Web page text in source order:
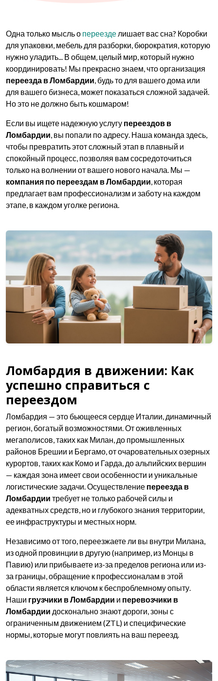
Одна только мысль о переезде лишает вас сна? Коробки
для упаковки, мебель для разборки, бюрократия, которую
нужно уладить... В общем, целый мир, который нужно
координировать! Мы прекрасно знаем, что организация
переезда в Ломбардии, будь то для вашего дома или
для вашего бизнеса, может показаться сложной задачей.
Но это не должно быть кошмаром!
Если вы ищете надежную услугу переездов в
Ломбардии, вы попали по адресу. Наша команда здесь,
чтобы превратить этот сложный этап в плавный и
спокойный процесс, позволяя вам сосредоточиться
только на волнении от вашего нового начала. Мы —
компания по переездам в Ломбардии, которая
предлагает вам профессионализм и заботу на каждом
этапе, в каждом уголке региона.
Ломбардия в движении: Как
успешно справиться с
переездом
Ломбардия — это бьющееся сердце Италии, динамичный
регион, богатый возможностями. От оживленных
мегаполисов, таких как Милан, до промышленных
районов Брешии и Бергамо, от очаровательных озерных
курортов, таких как Комо и Гарда, до альпийских вершин
— каждая зона имеет свои особенности и уникальные
логистические задачи. Осуществление переезда в
Ломбардии требует не только рабочей силы и
адекватных средств, но и глубокого знания территории,
ее инфраструктуры и местных норм.
Независимо от того, переезжаете ли вы внутри Милана,
из одной провинции в другую (например, из Монцы в
Павию) или прибываете из-за пределов региона или из-
за границы, обращение к профессионалам в этой
области является ключом к беспроблемному опыту.
Наши грузчики в Ломбардии и перевозчики в
Ломбардии досконально знают дороги, зоны с
ограниченным движением (ZTL) и специфические
нормы, которые могут повлиять на ваш переезд.